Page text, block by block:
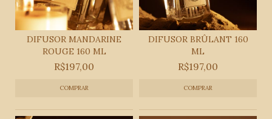
DIFUSOR MANDARINE
ROUGE 160 ML
R$197,00
DIFUSOR BRÛLANT 160
ML
R$197,00